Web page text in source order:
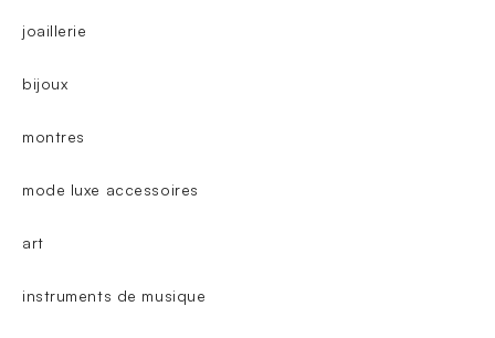
joaillerie
bijoux
montres
mode luxe accessoires
art
instruments de musique